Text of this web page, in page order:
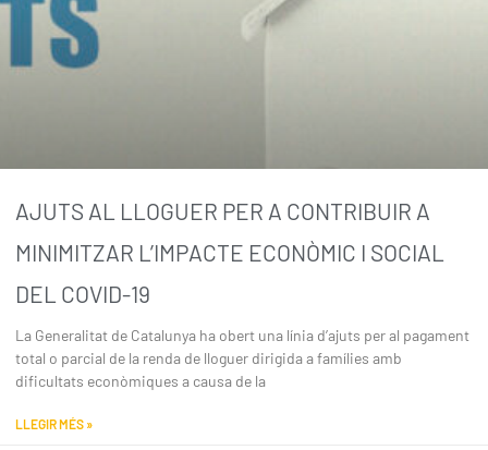
AJUTS AL LLOGUER PER A CONTRIBUIR A
MINIMITZAR L’IMPACTE ECONÒMIC I SOCIAL
DEL COVID-19
La Generalitat de Catalunya ha obert una línia d’ajuts per al pagament
total o parcial de la renda de lloguer dirigida a famílies amb
dificultats econòmiques a causa de la
LLEGIR MÉS »